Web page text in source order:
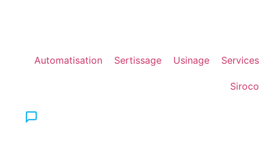
Automatisation Sertissage Usinage Services
Siroco